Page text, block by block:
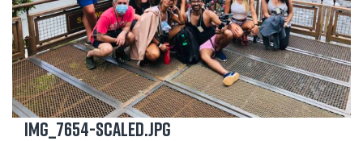
IMG_7654-scaled.jpg